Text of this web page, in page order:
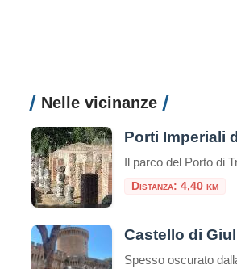
Nelle vicinanze
Distanza: 4,40 km
Castello di